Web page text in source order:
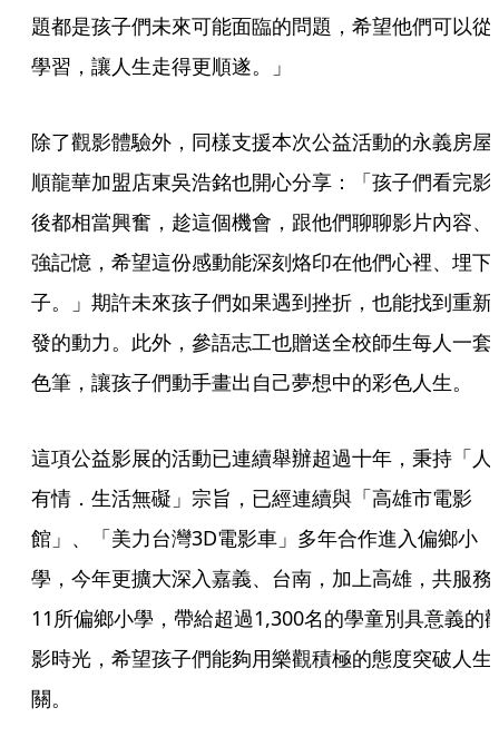
題都是孩子們未來可能面臨的問題，希望他們可以從
學習，讓人生走得更順遂。」
除了觀影體驗外，同樣支援本次公益活動的永義房屋
順龍華加盟店東吳浩銘也開心分享：「孩子們看完影
後都相當興奮，趁這個機會，跟他們聊聊影片內容、
強記憶，希望這份感動能深刻烙印在他們心裡、埋下
子。」期許未來孩子們如果遇到挫折，也能找到重新
發的動力。此外，參語志工也贈送全校師生每人一套
色筆，讓孩子們動手畫出自己夢想中的彩色人生。
這項公益影展的活動已連續舉辦超過十年，秉持「人
有情．生活無礙」宗旨，已經連續與「高雄市電影
館」、「美力台灣3D電影車」多年合作進入偏鄉小
學，今年更擴大深入嘉義、台南，加上高雄，共服務
11所偏鄉小學，帶給超過1,300名的學童別具意義的
影時光，希望孩子們能夠用樂觀積極的態度突破人生
關。